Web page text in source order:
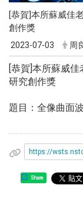
[恭賀]本所蘇威佳
創作獎
2023-07-03 周
[恭賀]本所蘇威
研究創作獎
題目：全像曲面
https://
Share